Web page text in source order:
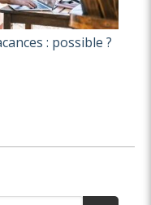
: possible ?